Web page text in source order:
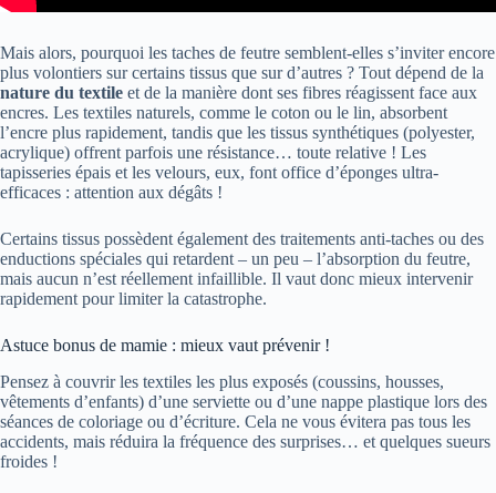
Mais alors, pourquoi les taches de feutre semblent-elles s’inviter encore
plus volontiers sur certains tissus que sur d’autres ? Tout dépend de la
nature du textile et de la manière dont ses fibres réagissent face aux
encres. Les textiles naturels, comme le coton ou le lin, absorbent
l’encre plus rapidement, tandis que les tissus synthétiques (polyester,
acrylique) offrent parfois une résistance… toute relative ! Les
tapisseries épais et les velours, eux, font office d’éponges ultra-
efficaces : attention aux dégâts !
Certains tissus possèdent également des traitements anti-taches ou des
enductions spéciales qui retardent – un peu – l’absorption du feutre,
mais aucun n’est réellement infaillible. Il vaut donc mieux intervenir
rapidement pour limiter la catastrophe.
Astuce bonus de mamie : mieux vaut prévenir !
Pensez à couvrir les textiles les plus exposés (coussins, housses,
vêtements d’enfants) d’une serviette ou d’une nappe plastique lors des
séances de coloriage ou d’écriture. Cela ne vous évitera pas tous les
accidents, mais réduira la fréquence des surprises… et quelques sueurs
froides !